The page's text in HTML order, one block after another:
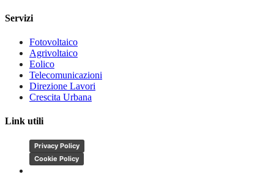
Servizi
Fotovoltaico
Agrivoltaico
Eolico
Telecomunicazioni
Direzione Lavori
Crescita Urbana
Link utili
Privacy Policy
Cookie Policy